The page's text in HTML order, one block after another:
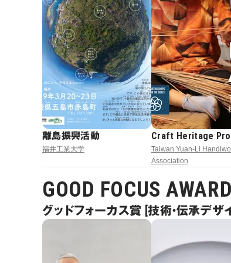
離島振興活動
福井工業大学
Craft Heritage
Taiwan Yuan-Li
Association
GOOD FOCUS
グッドフォーカス賞 [技術・伝承デザ